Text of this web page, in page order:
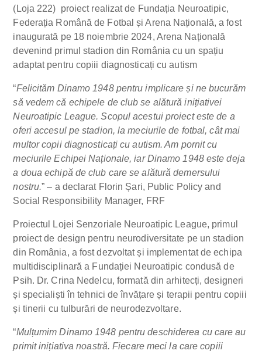
(Loja 222) proiect realizat de Fundația Neuroatipic,
Federația Română de Fotbal și Arena Națională, a fost
inaugurată pe 18 noiembrie 2024, Arena Națională
devenind primul stadion din România cu un spațiu
adaptat pentru copiii diagnosticați cu autism
“Felicităm Dinamo 1948 pentru implicare și ne bucurăm
să vedem că echipele de club se alătură inițiativei
Neuroatipic League. Scopul acestui proiect este de a
oferi accesul pe stadion, la meciurile de fotbal, cât mai
multor copii diagnosticați cu autism. Am pornit cu
meciurile Echipei Naționale, iar Dinamo 1948 este deja
a doua echipă de club care se alătură demersului
nostru.” – a declarat Florin Șari, Public Policy and
Social Responsibility Manager, FRF
Proiectul Lojei Senzoriale Neuroatipic League, primul
proiect de design pentru neurodiversitate pe un stadion
din România, a fost dezvoltat și implementat de echipa
multidisciplinară a Fundației Neuroatipic condusă de
Psih. Dr. Crina Nedelcu, formată din arhitecți, designeri
și specialiști în tehnici de învățare și terapii pentru copiii
și tinerii cu tulburări de neurodezvoltare.
“Mulțumim Dinamo 1948 pentru deschiderea cu care au
primit inițiativa noastră. Fiecare meci la care copiii